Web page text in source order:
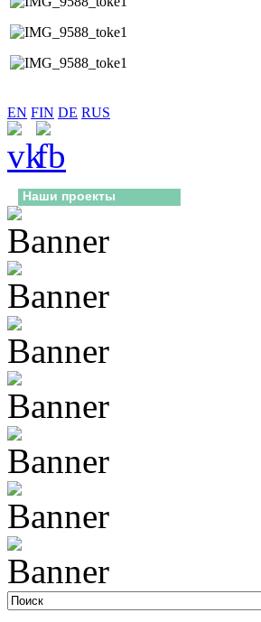
EN FIN DE RUS
Наши проекты